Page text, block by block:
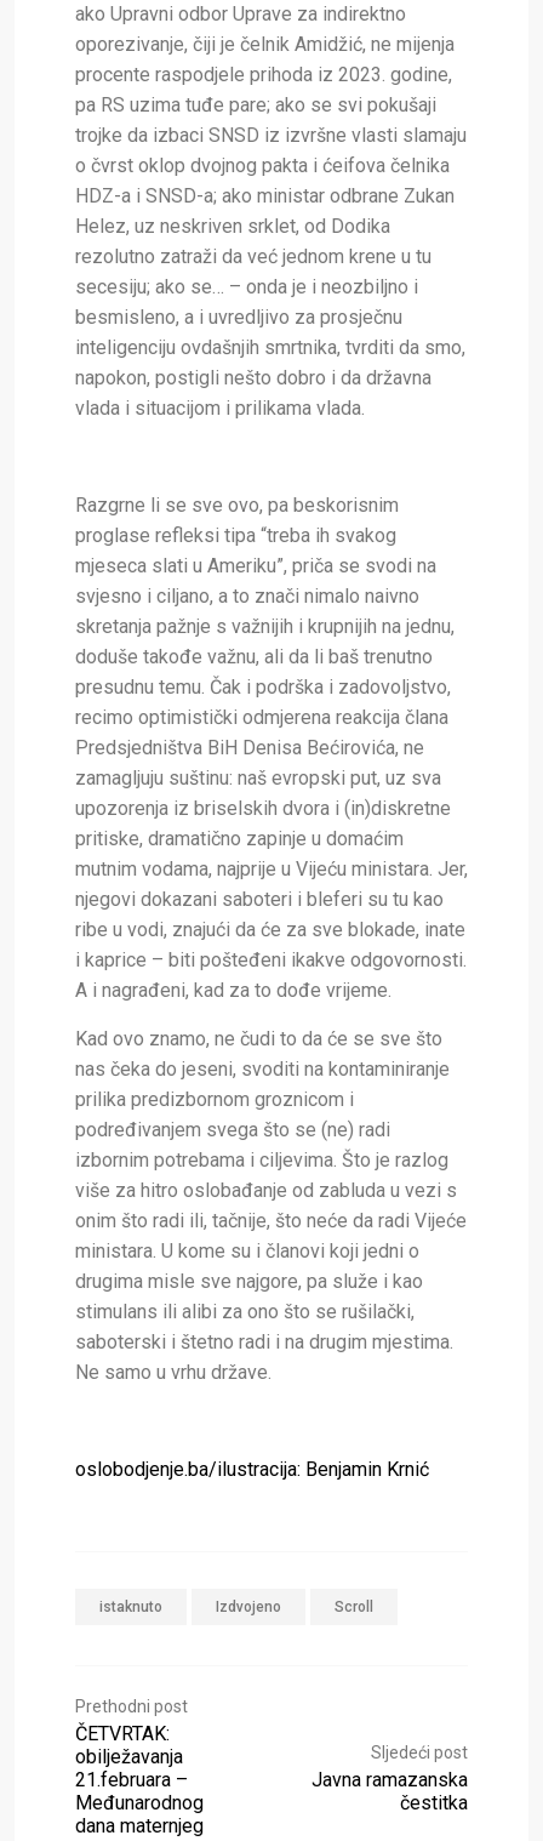
ako Upravni odbor Uprave za indirektno
oporezivanje, čiji je čelnik Amidžić, ne mijenja
procente raspodjele prihoda iz 2023. godine,
pa RS uzima tuđe pare; ako se svi pokušaji
trojke da izbaci SNSD iz izvršne vlasti slamaju
o čvrst oklop dvojnog pakta i ćeifova čelnika
HDZ-a i SNSD-a; ako ministar odbrane Zukan
Helez, uz neskriven srklet, od Dodika
rezolutno zatraži da već jednom krene u tu
secesiju; ako se… – onda je i neozbiljno i
besmisleno, a i uvredljivo za prosječnu
inteligenciju ovdašnjih smrtnika, tvrditi da smo,
napokon, postigli nešto dobro i da državna
vlada i situacijom i prilikama vlada.
Razgrne li se sve ovo, pa beskorisnim
proglase refleksi tipa “treba ih svakog
mjeseca slati u Ameriku”, priča se svodi na
svjesno i ciljano, a to znači nimalo naivno
skretanja pažnje s važnijih i krupnijih na jednu,
doduše takođe važnu, ali da li baš trenutno
presudnu temu. Čak i podrška i zadovoljstvo,
recimo optimistički odmjerena reakcija člana
Predsjedništva BiH Denisa Bećirovića, ne
zamagljuju suštinu: naš evropski put, uz sva
upozorenja iz briselskih dvora i (in)diskretne
pritiske, dramatično zapinje u domaćim
mutnim vodama, najprije u Vijeću ministara. Jer,
njegovi dokazani saboteri i bleferi su tu kao
ribe u vodi, znajući da će za sve blokade, inate
i kaprice – biti pošteđeni ikakve odgovornosti.
A i nagrađeni, kad za to dođe vrijeme.
Kad ovo znamo, ne čudi to da će se sve što
nas čeka do jeseni, svoditi na kontaminiranje
prilika predizbornom groznicom i
podređivanjem svega što se (ne) radi
izbornim potrebama i ciljevima. Što je razlog
više za hitro oslobađanje od zabluda u vezi s
onim što radi ili, tačnije, što neće da radi Vijeće
ministara. U kome su i članovi koji jedni o
drugima misle sve najgore, pa služe i kao
stimulans ili alibi za ono što se rušilački,
saboterski i štetno radi i na drugim mjestima.
Ne samo u vrhu države.
oslobodjenje.ba/ilustracija: Benjamin Krnić
istaknuto Izdvojeno Scroll
Prethodni post
ČETVRTAK:
obilježavanja
21.februara –
Međunarodnog
dana maternjeg
Sljedeći post
Javna ramazanska
čestitka